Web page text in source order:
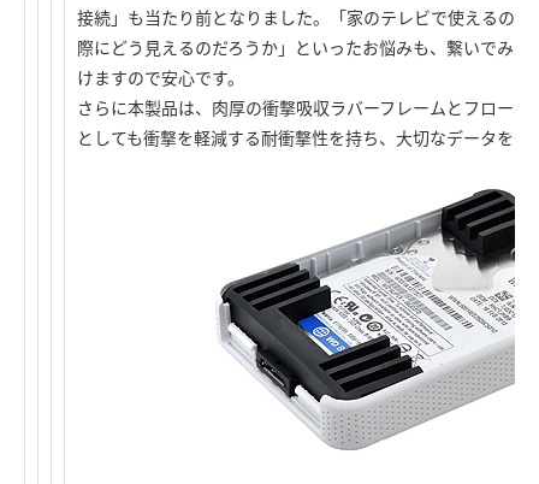
接続」も当たり前となりました。「家のテレビで使えるの
際にどう見えるのだろうか」といったお悩みも、繋いでみ
けますので安心です。
さらに本製品は、肉厚の衝撃吸収ラバーフレームとフロー
としても衝撃を軽減する耐衝撃性を持ち、大切なデータを守